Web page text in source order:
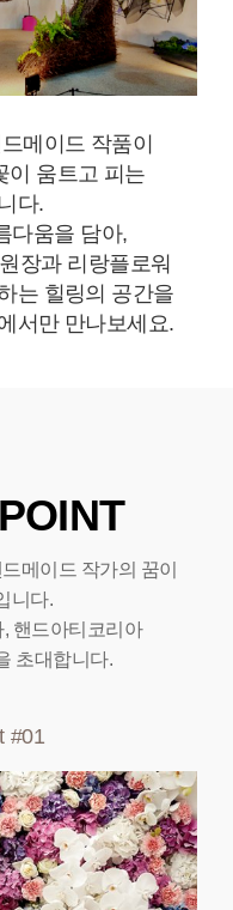
메이드 작품이
이 움트고 피는
다.
다움을 담아,
장과 리랑플로워
는 힐링의 공간을
서만 만나보세요.
메이드 작가의 꿈이
니다.
핸드아티코리아
초대합니다.
#01